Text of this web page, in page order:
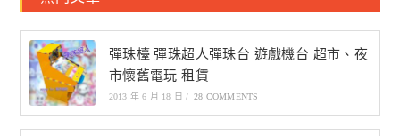
彈珠檯 彈珠超人彈珠台 遊戲機台 超市、夜
市懷舊電玩 租賃
2013 年 6 月 18 日 / 28 COMMENTS